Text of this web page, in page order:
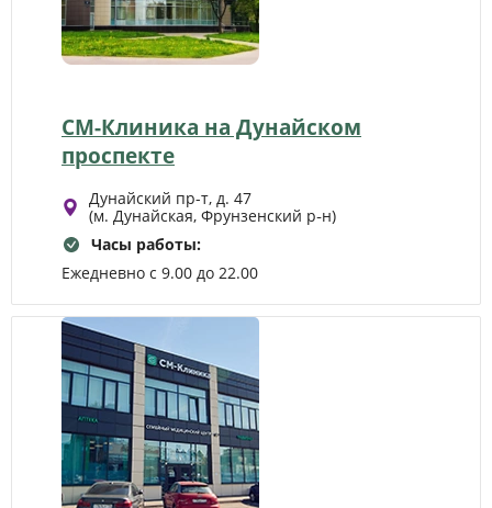
СМ-Клиника на Дунайском
проспекте
Дунайский пр-т, д. 47
(м. Дунайская, Фрунзенский р‑н)
Часы работы:
Ежедневно с 9.00 до 22.00